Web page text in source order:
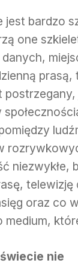
bardzo
one
danych,
niezwykłe,
oraz co
nie